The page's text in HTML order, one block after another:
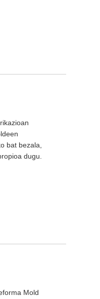
bat bezala,
dugu.
Mold